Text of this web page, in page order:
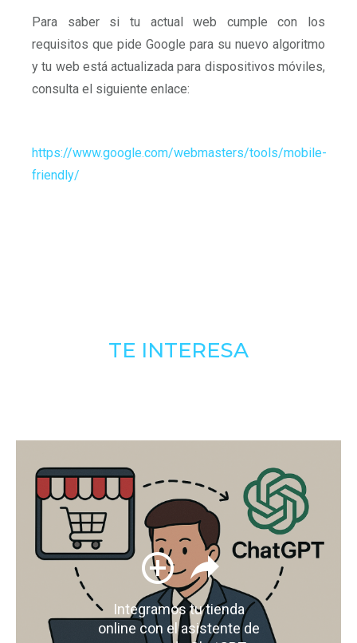
Para saber si tu actual web cumple con los
requisitos que pide Google para su nuevo algoritmo
y tu web está actualizada para dispositivos móviles,
consulta el siguiente enlace:
https://www.google.com/webmasters/tools/mobile-
friendly/
TE INTERESA
Integramos tu tienda
online con el asistente de